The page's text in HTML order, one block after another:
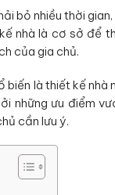
bỏ nhiều thời
nhà là cơ sở để
của gia chủ.
biến là thiết kế
những ưu điểm
cần lưu ý.